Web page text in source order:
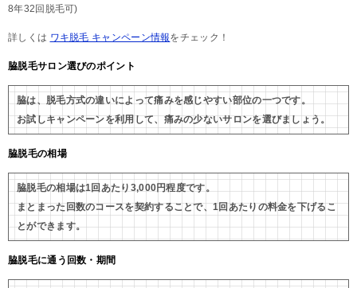
8年32回脱毛可)
詳しくは ワキ脱毛 キャンペーン情報をチェック！
脇脱毛サロン選びのポイント
脇は、脱毛方式の違いによって痛みを感じやすい部位の一つです。
お試しキャンペーンを利用して、痛みの少ないサロンを選びましょう。
脇脱毛の相場
脇脱毛の相場は1回あたり3,000円程度です。
まとまった回数のコースを契約することで、1回あたりの料金を下げるこ
とができます。
脇脱毛に通う回数・期間